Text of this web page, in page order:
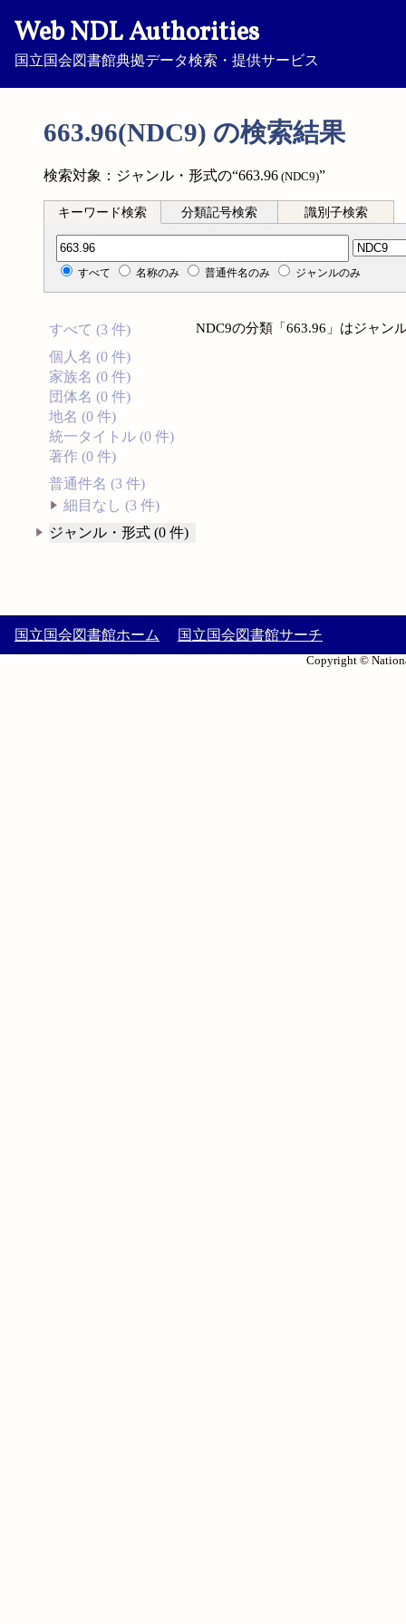
Web NDL Authorities
国立国会図書館典拠データ検索・提供サービス
663.96(NDC9) の検索結果
検索対象：ジャンル・形式の“663.96 (NDC9)”
キーワード検索 分類記号検索 識別子検索
分類記号検索
すべて 名称のみ 普通件名のみ ジャンルのみ
すべて (3 件)
個人名 (0 件)
家族名 (0 件)
団体名 (0 件)
地名 (0 件)
統一タイトル (0 件)
著作 (0 件)
普通件名 (3 件)
細目なし (3 件)
ジャンル・形式 (0 件)
NDC9の分類「663.96」はジャン
国立国会図書館ホーム 国立国会図書館サーチ
Copyright ©